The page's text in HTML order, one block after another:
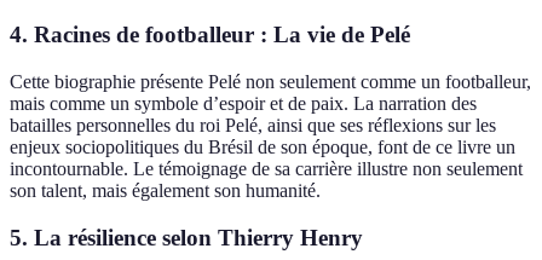
4. Racines de footballeur : La vie de Pelé
Cette biographie présente Pelé non seulement comme un footballeur,
mais comme un symbole d’espoir et de paix. La narration des
batailles personnelles du roi Pelé, ainsi que ses réflexions sur les
enjeux sociopolitiques du Brésil de son époque, font de ce livre un
incontournable. Le témoignage de sa carrière illustre non seulement
son talent, mais également son humanité.
5. La résilience selon Thierry Henry